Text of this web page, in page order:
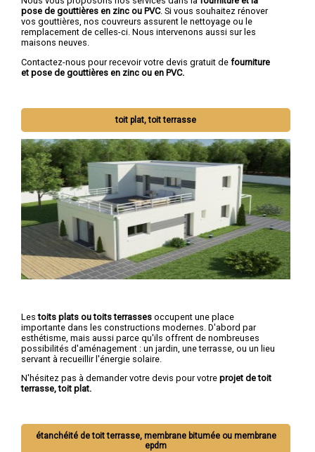
pose de gouttières en zinc ou PVC. Si vous souhaitez rénover
vos gouttières, nos couvreurs assurent le nettoyage ou le
remplacement de celles-ci. Nous intervenons aussi sur les
maisons neuves.
Contactez-nous pour recevoir votre devis gratuit de fourniture
et pose de gouttières en zinc ou en PVC.
toit plat, toit terrasse
Lestoits plats ou toits terrasses occupent une place
importante dans les constructions modernes. D'abord par
esthétisme, mais aussi parce qu'ils offrent de nombreuses
possibilités d'aménagement : un jardin, une terrasse, ou un lieu
servant à recueillir l'énergie solaire.
N'hésitez pas à demander votre devis pour votre projet de toit
terrasse, toit plat.
étanchéité de toit terrasse, membrane bitumée ou membrane
epdm